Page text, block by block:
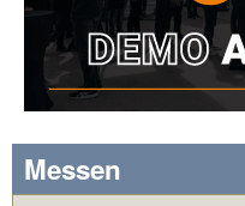
Messen